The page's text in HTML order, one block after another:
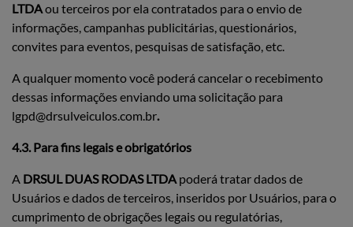
LTDAou terceiros por ela contratados para o envio de
informações, campanhas publicitárias, questionários,
convites para eventos, pesquisas de satisfação, etc.
A qualquer momento você poderá cancelar o recebimento
dessas informações enviando uma solicitação para
lgpd@drsulveiculos.com.br.
4.3. Para fins legais e obrigatórios
A DRSUL DUAS RODAS LTDA poderá tratar dados de
Usuários e dados de terceiros, inseridos por Usuários, para o
cumprimento de obrigações legais ou regulatórias,